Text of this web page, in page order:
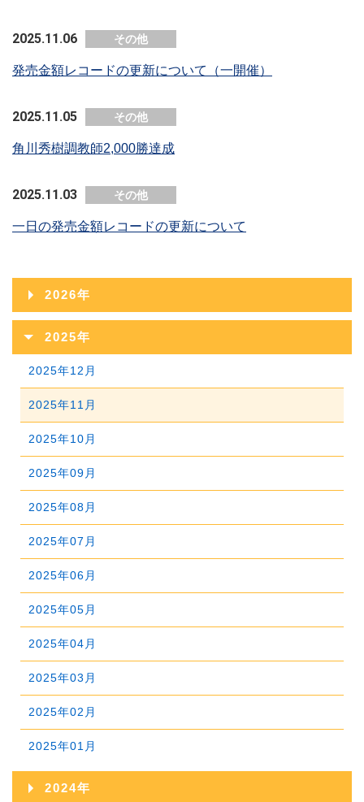
2025.11.06 その他
発売金額レコードの更新について（一開催）
2025.11.05 その他
角川秀樹調教師2,000勝達成
2025.11.03 その他
一日の発売金額レコードの更新について
2026年
2026年08月
2025年
2025年12月
2025年11月
2025年10月
2025年09月
2025年08月
2025年07月
2025年06月
2025年05月
2025年04月
2025年03月
2025年02月
2025年01月
2024年